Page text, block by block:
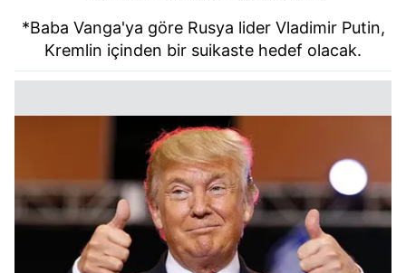
*Baba Vanga'ya göre Rusya lider Vladimir Putin,
Kremlin içinden bir suikaste hedef olacak.